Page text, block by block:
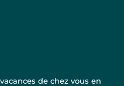
de chez vous en